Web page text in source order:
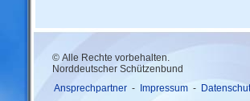
© Alle Rechte vorbehalten.
Norddeutscher Schützenbund
Ansprechpartner - Impressum -